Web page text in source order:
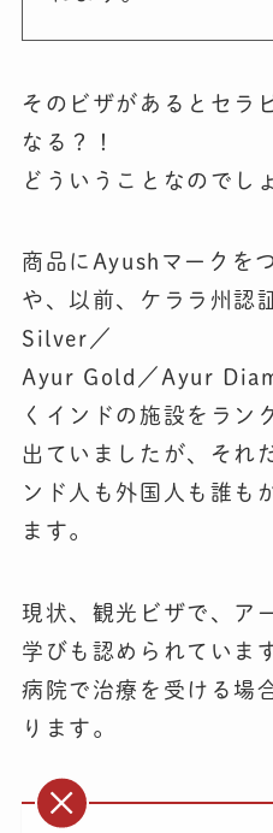
そのビザがあるとセラ
なる？！
どういうことなのでし
商品にAyushマークを
や、以前、ケララ州認
Silver／
Ayur Gold／Ayur
くインドの施設をラン
出ていましたが、それ
ンド人も外国人も誰も
ます。
現状、観光ビザで、ア
学びも認められていま
病院で治療を受ける場
ります。